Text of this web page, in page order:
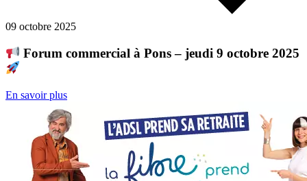
09 octobre 2025
Forum commercial à Pons – jeudi 9 octobre 2025
En savoir plus